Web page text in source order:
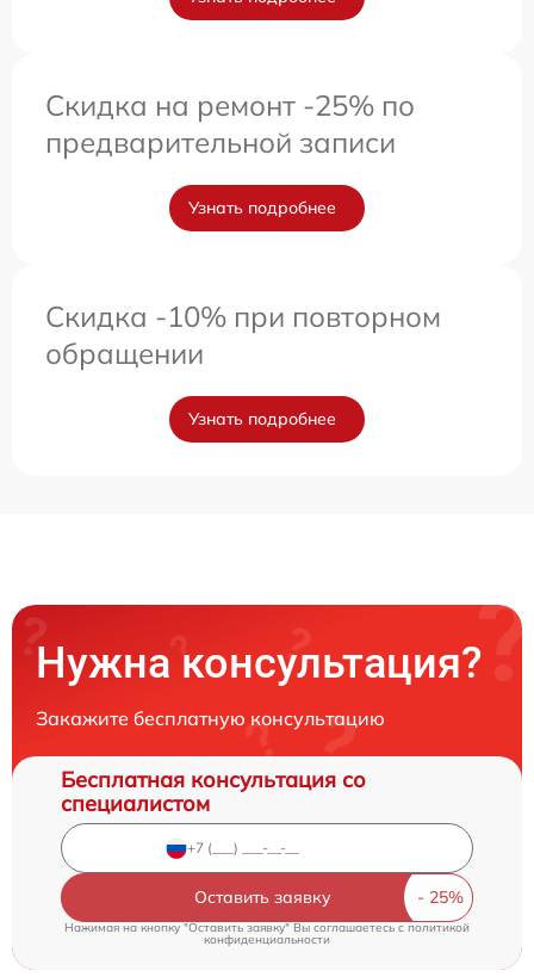
Скидка на ремонт -25% по
предварительной записи
Узнать подробнее
Скидка -10% при повторном
обращении
Узнать подробнее
Нужна консультация?
Закажите бесплатную консультацию
Бесплатная консультация со
специалистом
Оставить заявку
Нажимая на кнопку "Оставить заявку" Вы соглашаетесь cполитикой
конфиденциальности